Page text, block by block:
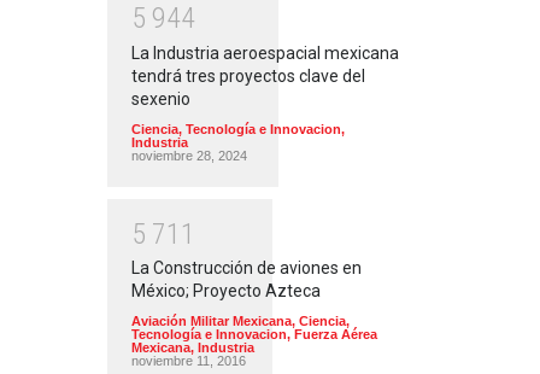
5 944
La Industria aeroespacial mexicana
tendrá tres proyectos clave del
sexenio
Ciencia, Tecnología e Innovacion,
Industria
noviembre 28, 2024
5 71 1
La Construcción de aviones en
México; Proyecto Azteca
Aviación Militar Mexicana, Ciencia,
Tecnología e Innovacion, Fuerza Aérea
Mexicana, Industria
noviembre 11, 2016